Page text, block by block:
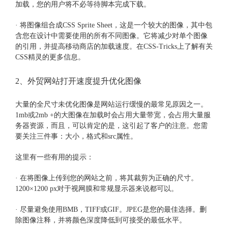
加载，您的用户将不必等待脚本完成下载。
· 将图像组合成CSS Sprite Sheet，这是一个较大的图像，其中包
含您在设计中需要使用的所有不同图像。它将减少对单个图像
的引用，并提高移动商店的加载速度。在CSS-Tricks上了解有关
CSS精灵的更多信息。
2、外贸网站打开速度提升优化图像
大量的全尺寸未优化图像是网站运行缓慢的最常见原因之一。
1mb或2mb +的大图像在加载时会占用大量带宽，会占用大量服
务器资源，而且，可以肯定的是，这引起了客户的注意。您需
要关注三件事：大小，格式和src属性。
这里有一些有用的提示：
· 在将图像上传到您的网站之前，将其裁剪为正确的尺寸。
1200×1200 px对于视网膜和常规显示器来说都可以。
· 尽量避免使用BMB，TIFF或GIF。JPEG是您的最佳选择。删
除图像注释，并将颜色深度降低到可接受的最低水平。